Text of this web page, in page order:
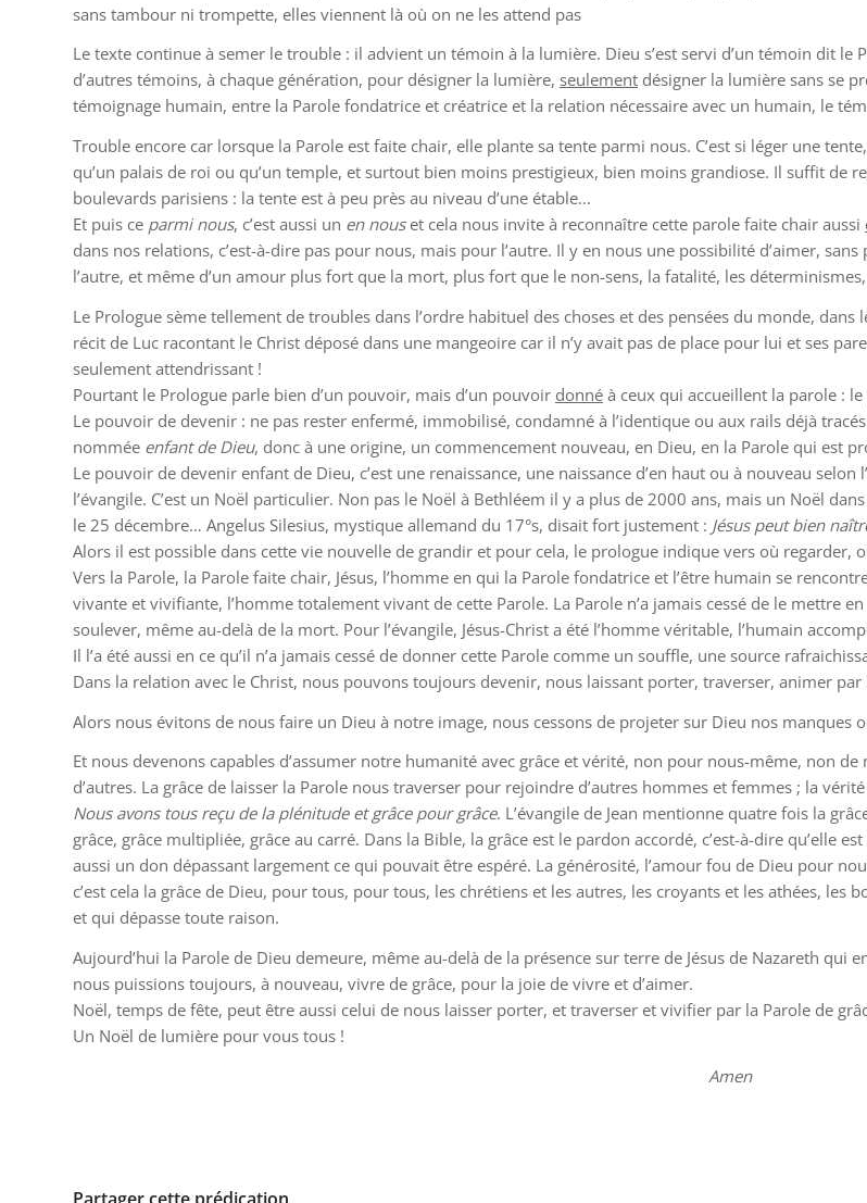
sans tambour ni trompette, elles viennent là où on ne les attend pas
Le texte continue à semer le trouble : il advient un témoin à la lumière. Dieu s’est servi d’un témoin dit le
d’autres témoins, à chaque génération, pour désigner la lumière, seulement désigner la lumière sans se
témoignage humain, entre la Parole fondatrice et créatrice et la relation nécessaire avec un humain, le
Trouble encore car lorsque la Parole est faite chair, elle plante sa tente parmi nous. C’est si léger une
qu’un palais de roi ou qu’un temple, et surtout bien moins prestigieux, bien moins grandiose. Il suffit de
boulevards parisiens : la tente est à peu près au niveau d’une étable…
Et puis ce parmi nous, c’est aussi un en nous et cela nous invite à reconnaître cette parole faite chair aussi
dans nos relations, c’est-à-dire pas pour nous, mais pour l’autre. Il y en nous une possibilité d’aimer,
l’autre, et même d’un amour plus fort que la mort, plus fort que le non-sens, la fatalité, les
Le Prologue sème tellement de troubles dans l’ordre habituel des choses et des pensées du monde,
récit de Luc racontant le Christ déposé dans une mangeoire car il n’y avait pas de place pour lui et ses
seulement attendrissant !
Pourtant le Prologue parle bien d’un pouvoir, mais d’un pouvoir donné à ceux qui accueillent la parole :
Le pouvoir de devenir : ne pas rester enfermé, immobilisé, condamné à l’identique ou aux rails déjà
nommée enfant de Dieu, donc à une origine, un commencement nouveau, en Dieu, en la Parole qui est
Le pouvoir de devenir enfant de Dieu, c’est une renaissance, une naissance d’en haut ou à nouveau
l’évangile. C’est un Noël particulier. Non pas le Noël à Bethléem il y a plus de 2000 ans, mais un Noël
le 25 décembre… Angelus Silesius, mystique allemand du 17°s, disait fort justement : Jésus peut bien
Alors il est possible dans cette vie nouvelle de grandir et pour cela, le prologue indique vers où regarder,
Vers la Parole, la Parole faite chair, Jésus, l’homme en qui la Parole fondatrice et l’être humain se
vivante et vivifiante, l’homme totalement vivant de cette Parole. La Parole n’a jamais cessé de le mettre
soulever, même au-delà de la mort. Pour l’évangile, Jésus-Christ a été l’homme véritable, l’humain
Il l’a été aussi en ce qu’il n’a jamais cessé de donner cette Parole comme un souffle, une source
Dans la relation avec le Christ, nous pouvons toujours devenir, nous laissant porter, traverser, animer
Alors nous évitons de nous faire un Dieu à notre image, nous cessons de projeter sur Dieu nos manques
Et nous devenons capables d’assumer notre humanité avec grâce et vérité, non pour nous-même, non
d’autres. La grâce de laisser la Parole nous traverser pour rejoindre d’autres hommes et femmes ; la
Nous avons tous reçu de la plénitude et grâce pour grâce. L’évangile de Jean mentionne quatre fois la
grâce, grâce multipliée, grâce au carré. Dans la Bible, la grâce est le pardon accordé, c’est-à-dire qu’elle
aussi un don dépassant largement ce qui pouvait être espéré. La générosité, l’amour fou de Dieu pour
c’est cela la grâce de Dieu, pour tous, pour tous, les chrétiens et les autres, les croyants et les athées, les
et qui dépasse toute raison.
Aujourd’hui la Parole de Dieu demeure, même au-delà de la présence sur terre de Jésus de Nazareth qui
nous puissions toujours, à nouveau, vivre de grâce, pour la joie de vivre et d’aimer.
Noël, temps de fête, peut être aussi celui de nous laisser porter, et traverser et vivifier par la Parole de
Un Noël de lumière pour vous tous !
Amen